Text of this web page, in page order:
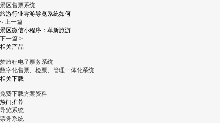
景区售票系统
旅游行业导游导览系统如何
< 上一篇
景区微信小程序：革新旅游
下一篇 >
相关产品
梦旅程电子票务系统
数字化售票、检票、管理一体化系统
相关下载
免费下载方案资料
热门推荐
导览系统
票务系统